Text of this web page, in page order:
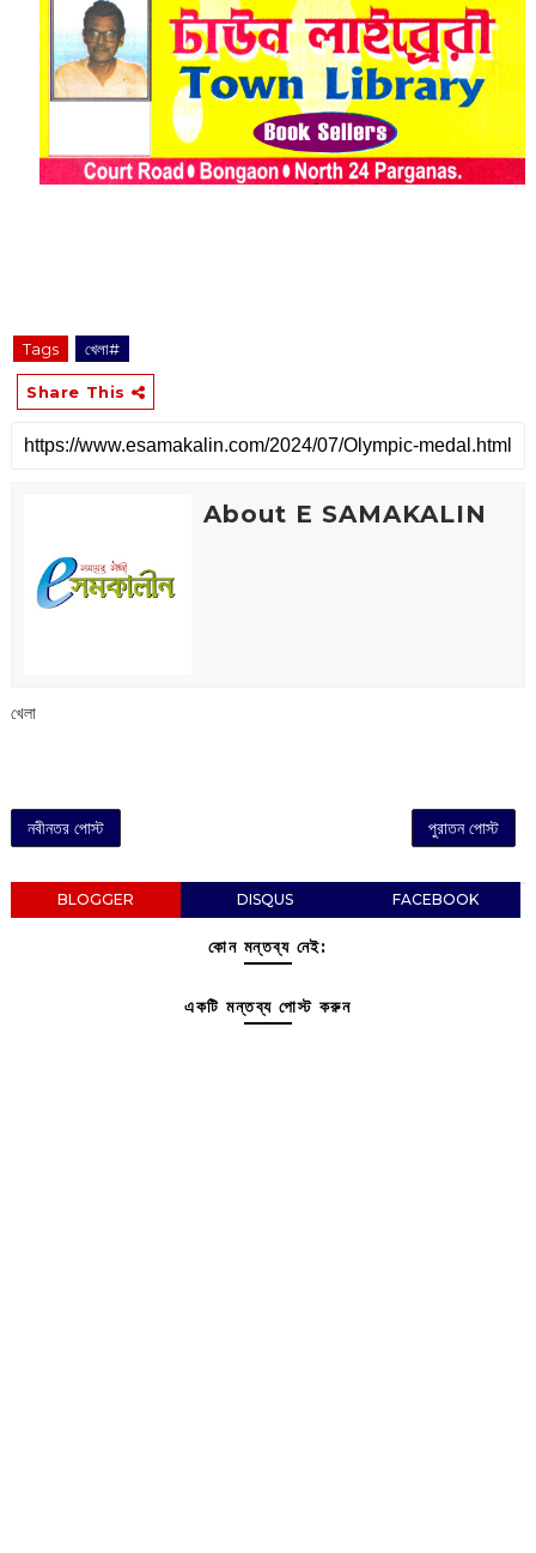
Tags খেলা#
Share This
About E SAMAKALIN
খেলা
নবীনতর পোস্ট পুরাতন পোস্ট
BLOGGER DISQUS FACEBOOK
কোন মন্তব্য নেই:
একটি মন্তব্য পোস্ট করুন